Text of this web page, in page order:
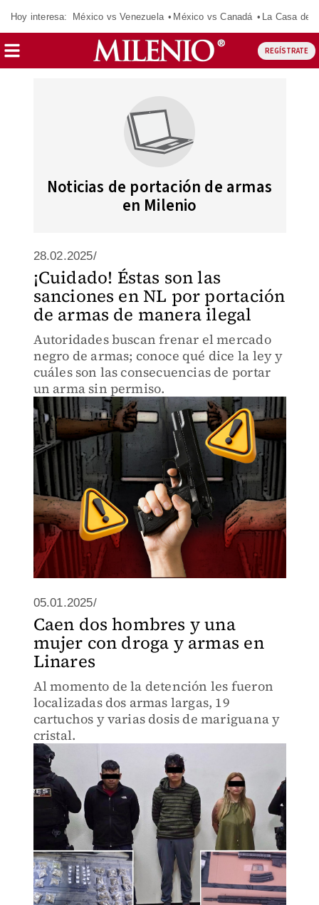
Hoy interesa: México vs Venezuela México vs Canadá La Casa de
REGÍSTRATE
Noticias de portación de armas
en Milenio
28.02.2025/
¡Cuidado! Éstas son las
sanciones en NL por portación
de armas de manera ilegal
Autoridades buscan frenar el mercado
negro de armas; conoce qué dice la ley y
cuáles son las consecuencias de portar
un arma sin permiso.
05.01.2025/
Caen dos hombres y una
mujer con droga y armas en
Linares
Al momento de la detención les fueron
localizadas dos armas largas, 19
cartuchos y varias dosis de mariguana y
cristal.